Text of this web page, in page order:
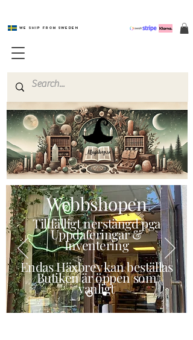
We ship from Sweden
Magishop.se
Webbshopen
Tillfälligt nerstängd pga
Uppdateringar &
Inventering
Endas Häxbrev kan beställas
Butiken är öppen som
vanligt